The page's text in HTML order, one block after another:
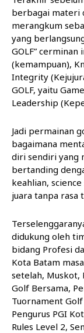
berbagai materi
merangkum
yang
GOLF”
(kemampuan),
Integrity
GOLF, yaitu
Leadership
Jadi permainan
bagaimana
diri sendiri yang
bertanding
keahlian,
juara tanpa rasa
didukung oleh
bidang Profesi
Kota Batam
setelah, Muskot,
Golf Bersama,
Tuornament
Pengurus PGI
Rules Level 2,